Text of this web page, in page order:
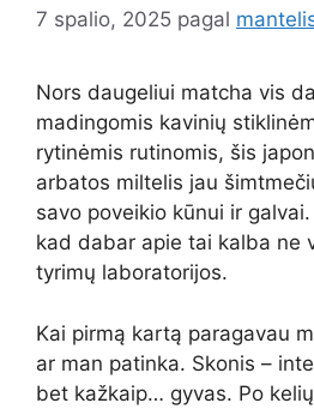
7 spalio, 2025 pagal
Nors daugeliui matcha vis
madingomis kavinių
rytinėmis rutinomis, šis
arbatos miltelis jau
savo poveikio kūnui ir
kad dabar apie tai kalba ne
tyrimų laboratorijos.
Kai pirmą kartą paragavau
ar man patinka. Skonis –
bet kažkaip… gyvas. Po